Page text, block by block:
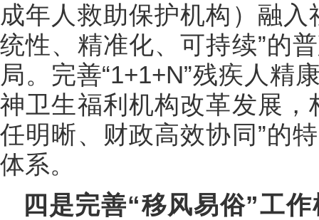
成年人救助保护机构）融
统性、精准化、可持续”的
局。完善“1+1+N”残疾人精
神卫生福利机构改革发展，
任明晰、财政高效协同”的
体系。
四是完善“移风易俗”工